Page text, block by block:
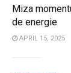
Miza
de energie
APRIL 15, 2025